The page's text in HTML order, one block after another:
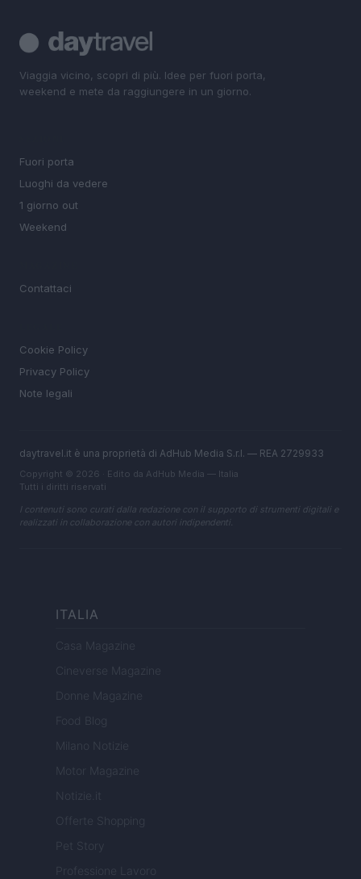
Viaggia vicino, scopri di più. Idee per fuori porta,
weekend e mete da raggiungere in un giorno.
Fuori porta
Luoghi da vedere
1 giorno out
Weekend
Contattaci
Cookie Policy
Privacy Policy
Note legali
daytravel.it è una proprietà di AdHub Media S.r.l. — REA 2729933
Copyright © 2026 · Edito da AdHub Media — Italia
Tutti i diritti riservati
I contenuti sono curati dalla redazione con il supporto di strumenti digitali e
realizzati in collaborazione con autori indipendenti.
ITALIA
Casa Magazine
Cineverse Magazine
Donne Magazine
Food Blog
Milano Notizie
Motor Magazine
Notizie.it
Offerte Shopping
Pet Story
Professione Lavoro